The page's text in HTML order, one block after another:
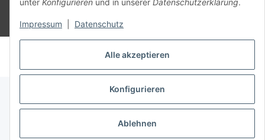
Alle akzeptieren
Konfigurieren
Ablehnen
unter Konfigurieren und in unserer Datenschutzerklärung.
Impressum Datenschutz
* Alle Preise inkl. gesetzlicher USt., zzgl.
© voltmaster.de
JTL-Shop